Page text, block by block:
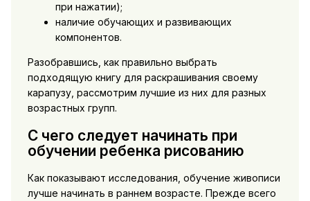
при нажатии);
наличие обучающих и развивающих
компонентов.
Разобравшись, как правильно выбрать
подходящую книгу для раскрашивания своему
карапузу, рассмотрим лучшие из них для разных
возрастных групп.
С чего следует начинать при
обучении ребенка рисованию
Как показывают исследования, обучение живописи
лучше начинать в раннем возрасте. Прежде всего